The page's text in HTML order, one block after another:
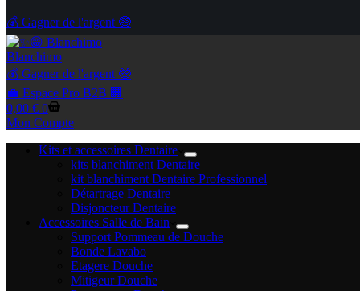
💰 Gagner de l'argent 🤑
Blanchimo
💰 Gagner de l'argent 🤑
💼 Espace Pro B2B 🏢
Panier
d’achat
0,00 € 0
Mon Compte
Kits et accessoires Dentaire
kits blanchiment Dentaire
kit blanchiment Dentaire Professionnel
Détartrage Dentaire
Disjoncteur Dentaire
Accessoires Salle de Bain
Support Pommeau de Douche
Bonde Lavabo
Etagere Douche
Mitigeur Douche